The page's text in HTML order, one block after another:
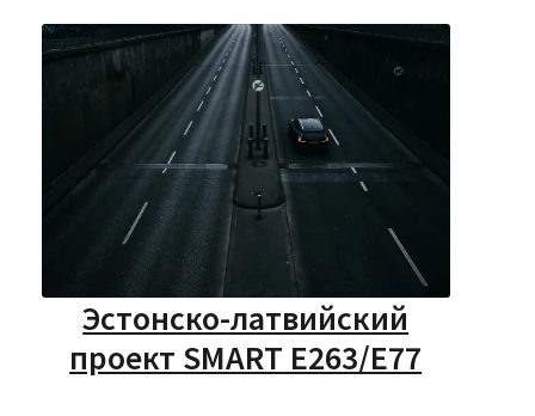
Эстонско-латвийский
проект SMART E263/E77